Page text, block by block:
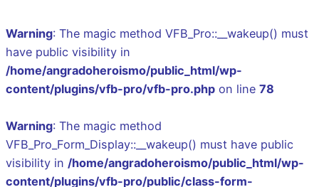
Warning: The magic method VFB_Pro::__wakeup() must
have public visibility in
/home/angradoheroismo/public_html/wp-
content/plugins/vfb-pro/vfb-pro.php on line 78
Warning: The magic method
VFB_Pro_Form_Display::__wakeup() must have public
visibility in /home/angradoheroismo/public_html/wp-
content/plugins/vfb-pro/public/class-form-